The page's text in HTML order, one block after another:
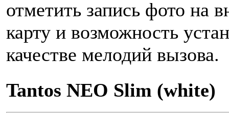
отметить запись фото на
карту и возможность
качестве мелодий вызова.
Tantos NEO Slim (white)